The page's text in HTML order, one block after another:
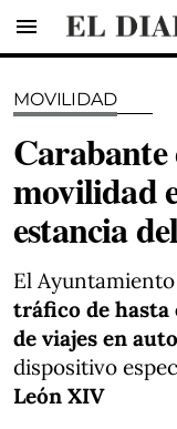
menu
MOVILIDAD
Carabante
movilidad
estancia
El
tráfico de hasta
de viajes en
dispositivo
León XIV